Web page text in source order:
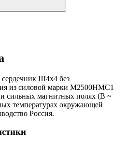
Ш4х4 без
из силовой марки М2500НМС1
сильных магнитных полях (В ~
температурах окружающей
Россия.